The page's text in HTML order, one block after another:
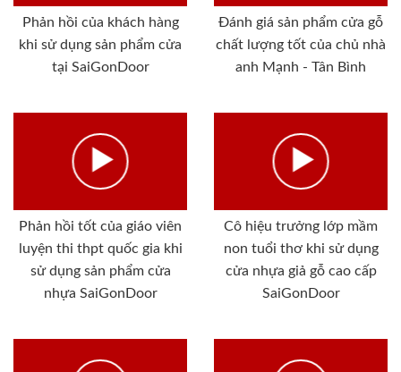
Phản hồi của khách hàng
khi sử dụng sản phẩm cửa
tại SaiGonDoor
Đánh giá sản phẩm cửa gỗ
chất lượng tốt của chủ nhà
anh Mạnh - Tân Bình
Phản hồi tốt của giáo viên
luyện thi thpt quốc gia khi
sử dụng sản phẩm cửa
nhựa SaiGonDoor
Cô hiệu trưởng lớp mầm
non tuổi thơ khi sử dụng
cửa nhựa giả gỗ cao cấp
SaiGonDoor